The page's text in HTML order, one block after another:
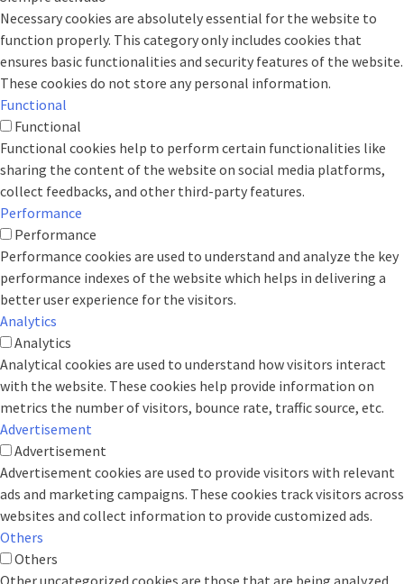
Necessary cookies are absolutely essential for the website to
function properly. This category only includes cookies that
ensures basic functionalities and security features of the website.
These cookies do not store any personal information.
Functional
Functional
Functional cookies help to perform certain functionalities like
sharing the content of the website on social media platforms,
collect feedbacks, and other third-party features.
Performance
Performance
Performance cookies are used to understand and analyze the key
performance indexes of the website which helps in delivering a
better user experience for the visitors.
Analytics
Analytics
Analytical cookies are used to understand how visitors interact
with the website. These cookies help provide information on
metrics the number of visitors, bounce rate, traffic source, etc.
Advertisement
Advertisement
Advertisement cookies are used to provide visitors with relevant
ads and marketing campaigns. These cookies track visitors across
websites and collect information to provide customized ads.
Others
Others
Other uncategorized cookies are those that are being analyzed